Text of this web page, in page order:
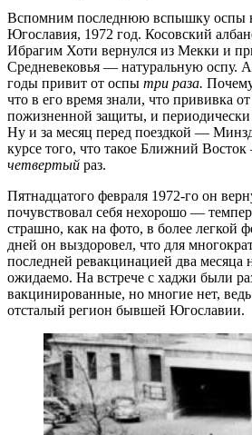
Вспомним последнюю вспышку оспы
Югославия, 1972 год. Косовский
Ибрагим Хоти вернулся из Мекки и
Средневековья — натуральную оспу.
годы привит от оспы три раза.
что в его время знали, что прививка
пожизненной защиты, и периодически
Ну и за месяц перед поездкой —
курсе того, что такое Ближний
четвертый раз.
Пятнадцатого февраля 1972-го он
почувствовал себя нехорошо —
страшно, как на фото, в более легкой
дней он выздоровел, что для
последней ревакцинацией два месяца
ожидаемо. На встрече с хаджи были
вакцинированные, но многие нет,
отсталый регион бывшей Югославии.